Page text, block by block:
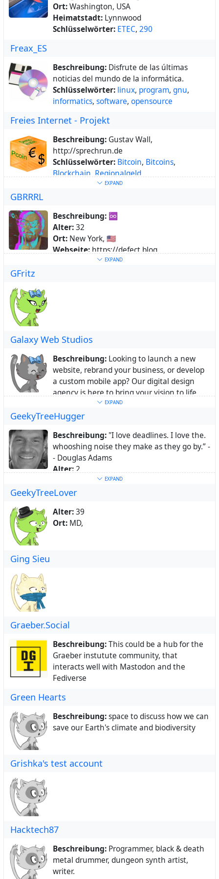
https://www.youtube.com/@evohackerss/ab
out
information was useful to you!
Ort:Washington, USA
Heimatstadt: Lynnwood
Schlüsselwörter: ETEC, 290
Freax_ES
Beschreibung: Disfrute de las últimas
noticias del mundo de la informática.
Schlüsselwörter: linux, program, gnu,
informatics, software, opensource
Freies Internet - Projekt
Beschreibung: Gustav Wall,
http://sprechrun.de
Schlüsselwörter: Bitcoin, Bitcoins,
Blockchain Regionalgeld
Regionalwährung,Komplementärwährung
Wirtschaft zu fördern und zu stabilisieren.
Durch den kleinen Raum, in dem das
Regiogeld verwendet wird, bleibt die
Kaufkraft für damit getätigte Geschäfte in
der Region, statt ins Ausland oder in
EXPAND
GBRRRL
Beschreibung: ♾
Alter:32
Ort: New York, 🇺🇸
Webseite: https://defect.blog
Schlüsselwörter:blogger
EXPAND
GFritz
Galaxy Web Studios
Beschreibung: Looking to launch a new
website, rebrand your business, or develop
a custom mobile app? Our digital design
agency is here to bring your vision to life.
Florida, United States
Heimatstadt:
Schlüsselwörter: Brand,Design,Agency
Über:Planning a new website launch,
rebrand, or a custom mobile app? Our
digital design agency specializes in making
your vision a reality. Contact us for a free
consultation and let's elevate your online
EXPAND
GeekyTreeHugger
Beschreibung: "I love deadlines. I love the.
whooshing noise they make as they go by.” -
- Douglas Adams
Alter: 2
Maryland, USA
Heimatstadt:
EXPAND
GeekyTreeLover
Alter:39
Ort: MD,
Ging Sieu
Graeber.Social
Beschreibung:This could be a hub for the
Graeber instutute community, that
interacts well with Mastodon and the
Fediverse
Green Hearts
Beschreibung:space to discuss how we can
save our Earth's climate and biodiversity
Grishka's test account
Hacktech87
Beschreibung: Programmer, black & death
metal drummer, dungeon synth artist,
writer.